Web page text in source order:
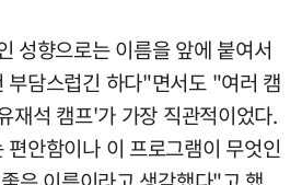
성향으로는 이름을 앞에 붙여서
부담스럽긴 하다"면서도 "여러 캠
재석 캠프'가 가장 직관적이었다.
안함이나 이 프로그램이 무엇인